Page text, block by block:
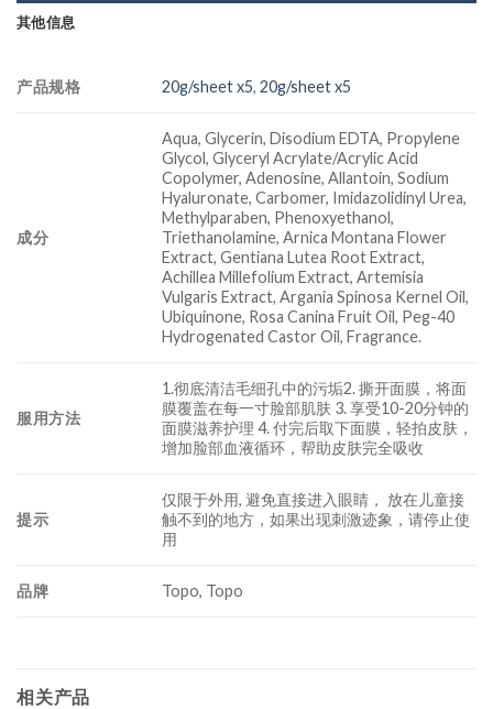
其他信息
产品规格 20g/sheet x5,20g/sheet x5
成分
Aqua, Glycerin, Disodium EDTA, Propylene
Glycol, Glyceryl Acrylate/Acrylic Acid
Copolymer, Adenosine, Allantoin, Sodium
Hyaluronate, Carbomer, Imidazolidinyl Urea,
Methylparaben, Phenoxyethanol,
Triethanolamine, Arnica Montana Flower
Extract, Gentiana Lutea Root Extract,
Achillea Millefolium Extract, Artemisia
Vulgaris Extract, Argania Spinosa Kernel Oil,
Ubiquinone, Rosa Canina Fruit Oil, Peg-40
Hydrogenated Castor Oil, Fragrance.
服用方法
1.彻底清洁毛细孔中的污垢2. 撕开面膜，将面
膜覆盖在每一寸脸部肌肤 3. 享受10-20分钟的
面膜滋养护理 4. 付完后取下面膜，轻拍皮肤，
增加脸部血液循环，帮助皮肤完全吸收
提示
仅限于外用, 避免直接进入眼睛， 放在儿童接
触不到的地方，如果出现刺激迹象，请停止使
用
品牌 Topo, Topo
相关产品